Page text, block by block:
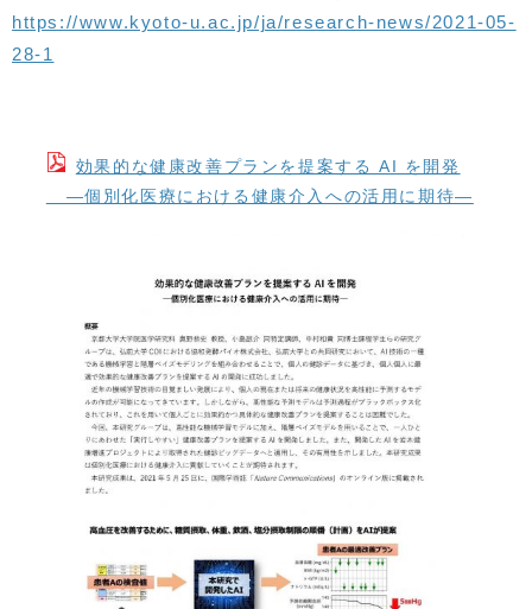
https://www.kyoto-u.ac.jp/ja/research-news/2021-05-
28-1
効果的な健康改善プランを提案する AI を開発
―個別化医療における健康介入への活用に期待―